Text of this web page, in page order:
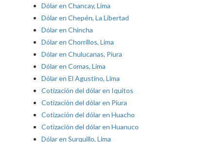
Dólar en Chancay, Lima
Dólar en Chepén, La Libertad
Dólar en Chincha
Dólar en Chorrillos, Lima
Dólar en Chulucanas, Piura
Dólar en Comas, Lima
Dólar en El Agustino, Lima
Cotización del dólar en Iquitos
Cotización del dólar en Piura
Cotización del dólar en Huacho
Cotización del dólar en Huanuco
Dólar en Surquillo, Lima